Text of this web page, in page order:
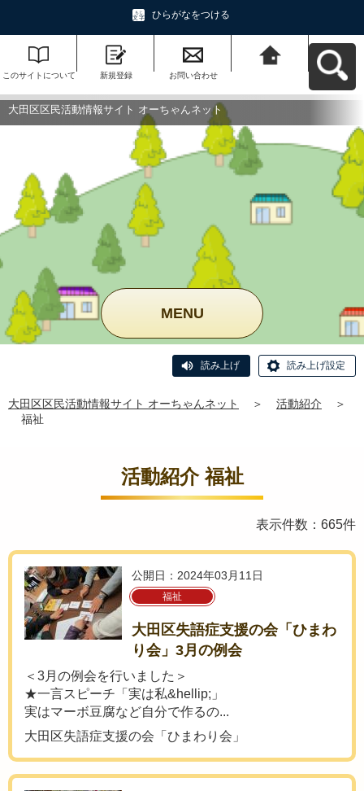
ひらがなをつける
このサイトについて 新規登録 お問い合わせ
ットへ戻る
大田区区民活動情報サイト オーちゃんネット
MENU
読み上げ 読み上げ設定
大田区区民活動情報サイト オーちゃんネット ＞ 活動紹介
＞
福祉
活動紹介 福祉
表示件数：665件
公開日：2024年03月11日
福祉
大田区失語症支援の会「ひまわ
り会」3月の例会
＜3月の例会を行いました＞
★一言スピーチ「実は私&hellip;」
実はマーボ豆腐など自分で作るの...
大田区失語症支援の会「ひまわり会」